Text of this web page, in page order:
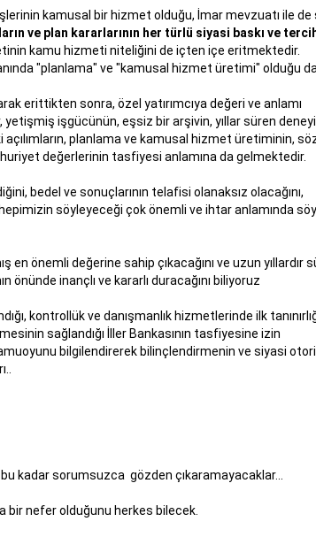
kamusal bir hizmet olduğu, İmar mevzuatı ile
ve plan kararlarının her türlü siyasi baskı ve
kamu hizmeti niteliğini de içten içe eritmektedir.
"planlama" ve "kamusal hizmet üretimi" olduğu da
erittikten sonra, özel yatırımcıya değeri ve anlamı
işgücünün, eşsiz bir arşivin, yıllar süren
planlama ve kamusal hizmet üretiminin,
değerlerinin tasfiyesi anlamına da gelmektedir.
bedel ve sonuçlarının telafisi olanaksız olacağını,
söyleyeceği çok önemli ve ihtar anlamında
en önemli değerine sahip çıkacağını ve uzun yıllardır
önünde inançlı ve kararlı duracağını biliyoruz
kontrollük ve danışmanlık hizmetlerinde ilk
sağlandığı İller Bankasının tasfiyesine izin
bilgilendirerek bilinçlendirmenin ve siyasi
kadar sorumsuzca gözden çıkaramayacaklar...
bir nefer olduğunu herkes bilecek.